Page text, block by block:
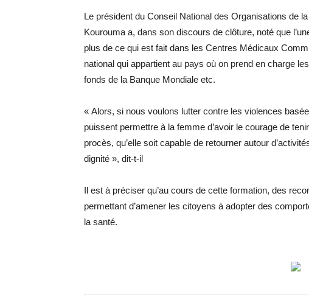
Le président du Conseil National des Organisations de
Kourouma a, dans son discours de clôture, noté que
plus de ce qui est fait dans les Centres Médicaux
national qui appartient au pays où on prend en charge
fonds de la Banque Mondiale etc.
« Alors, si nous voulons lutter contre les violences
puissent permettre à la femme d’avoir le courage de
procès, qu’elle soit capable de retourner autour
dignité », dit-t-il
Il est à préciser qu’au cours de cette formation, des
permettant d’amener les citoyens à adopter des
la santé.